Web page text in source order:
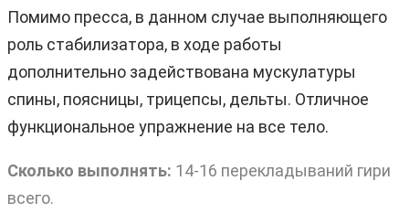
Помимо пресса, в данном случае выполняющего
роль стабилизатора, в ходе работы
дополнительно задействована мускулатуры
спины, поясницы, трицепсы, дельты. Отличное
функциональное упражнение на все тело.
Сколько выполнять: 14-16 перекладываний гири
всего.